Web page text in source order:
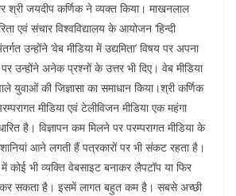
श्री जयदीप कर्णिक ने व्यक्त किया। माखनलाल
एवं संचार विश्वविद्यालय के आयोजन ‘हिन्दी
उन्होंने ‘वेब मीडिया में उद्यमिता’ विषय पर अपना
उन्होंने अनेक प्रश्नों के उत्तर भी दिए। वेब मीडिया
युवाओं की जिज्ञासा का समाधान किया।श्री कर्णिक
मीडिया एवं टेलीविजन मीडिया एक महंगा
है। विज्ञापन कम मिलने पर परम्परागत मीडिया के
आने लगती हैं पत्रकारों पर भी संकट रहता है।
कोई भी व्यक्ति वेबसाइट बनाकर लैपटॉप या फिर
कर सकता है। इसमें लागत बहुत कम है। सबसे अच्छी